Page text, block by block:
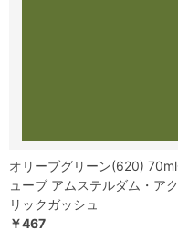
オリーブグリーン(620)
ューブ アムステルダム・ア
リックガッシュ
￥467